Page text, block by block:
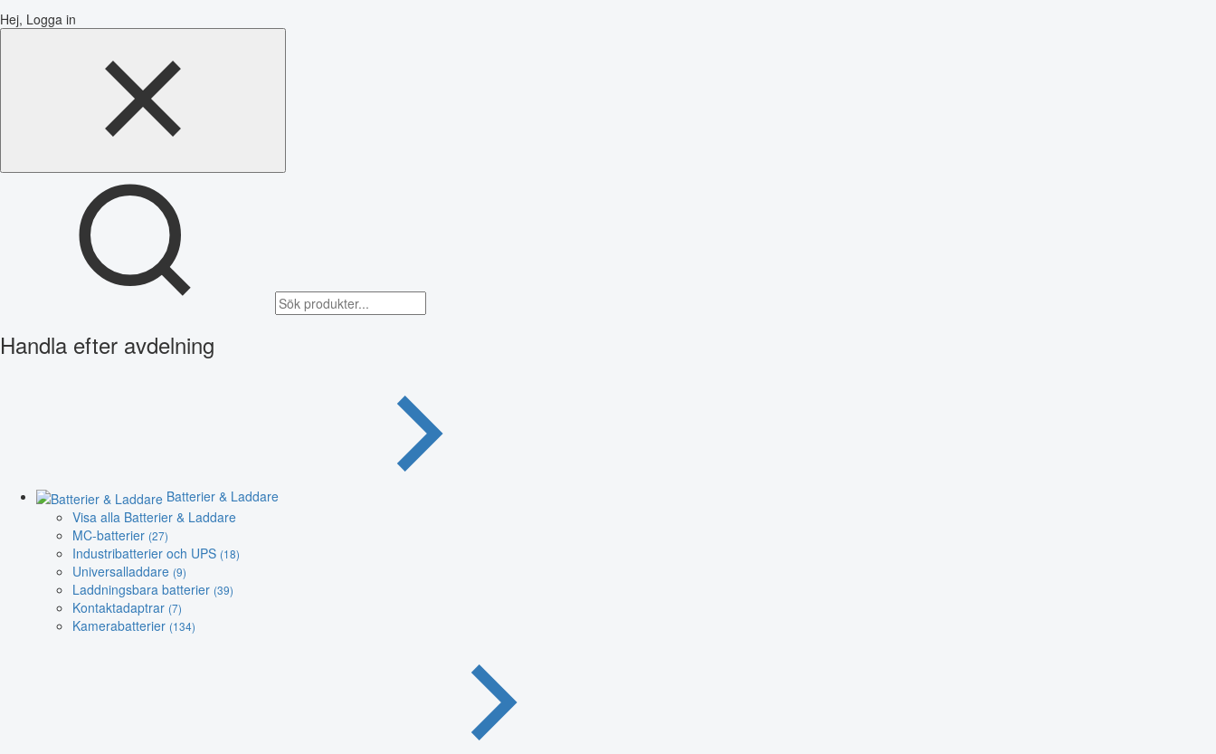
Hej, Logga in
Handla efter avdelning
Batterier & Laddare
Visa alla Batterier & Laddare
MC-batterier (27)
Industribatterier och UPS (18)
Universalladdare (9)
Laddningsbara batterier (39)
Kontaktadaptrar (7)
Kamerabatterier (134)